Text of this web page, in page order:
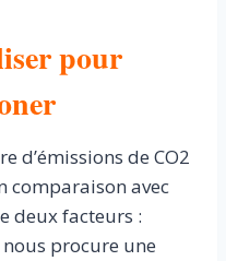
pour
d’émissions de CO2
comparaison avec
deux facteurs :
procure une